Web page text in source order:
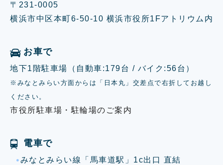
〒231-0005
横浜市中区本町6-50-10 横浜市役所1Fアトリウム内
お車で
地下1階駐車場（自動車:179台 / バイク:56台）
※みなとみらい方面からは「日本丸」交差点で右折してお越し
ください。
市役所駐車場・駐輪場のご案内
電車で
みなとみらい線「馬車道駅」1c出口 直結